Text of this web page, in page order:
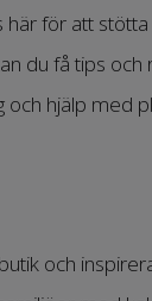
för att stötta
du få tips och
och hjälp med
och